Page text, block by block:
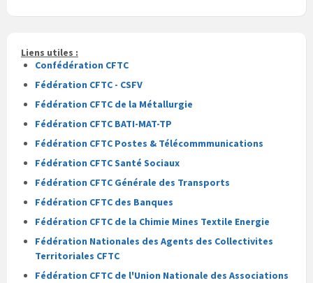
fichier
fichier
Liens utiles :
Confédération CFTC
Fédération CFTC - CSFV
Fédération CFTC de la Métallurgie
Fédération CFTC BATI-MAT-TP
Fédération CFTC Postes & Télécommmunications
Fédération CFTC Santé Sociaux
Fédération CFTC Générale des Transports
Fédération CFTC des Banques
Fédération CFTC de la Chimie Mines Textile Energie
Fédération Nationales des Agents des Collectivites
Territoriales CFTC
Fédération CFTC de l'Union Nationale des Associations